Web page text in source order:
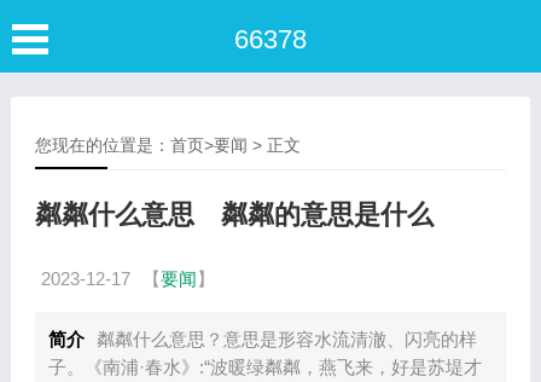
66378
您现在的位置是： 首页>要闻 > 正文
粼粼什么意思 粼粼的意思是什么
2023-12-17 【要闻】
简介 粼粼什么意思？意思是形容水流清澈、闪亮的样
子。《南浦·春水》:“波暖绿粼粼，燕飞来，好是苏堤才